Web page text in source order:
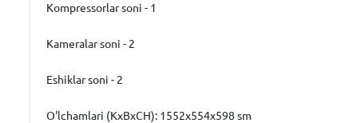
Kompressorlar soni - 1
Kameralar soni - 2
Eshiklar soni - 2
O'lchamlari (KxBxCH): 1552x554x598 sm